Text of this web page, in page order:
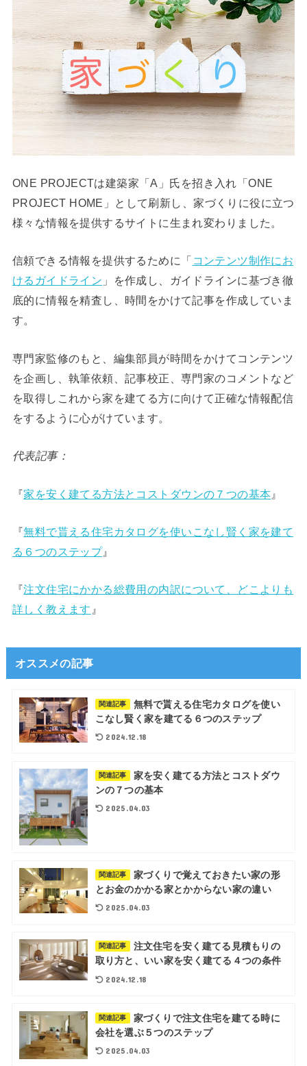
ONE PROJECTは建築家「A」氏を招き入れ「ONE
PROJECT HOME」として刷新し、家づくりに役に立つ
様々な情報を提供するサイトに生まれ変わりました。
信頼できる情報を提供するために「 コンテンツ制作にお
けるガイドライン 」を作成し、ガイドラインに基づき徹
底的に情報を精査し、時間をかけて記事を作成していま
す。
専門家監修のもと、編集部員が時間をかけてコンテンツ
を企画し、執筆依頼、記事校正、専門家のコメントなど
を取得しこれから家を建てる方に向けて正確な情報配信
をするように心がけています。
代表記事：
『家を安く建てる方法とコストダウンの７つの基本 』
『無料で貰える住宅カタログを使いこなし賢く家を建て
る６つのステップ』
『注文住宅にかかる総費用の内訳について、どこよりも
詳しく教えます 』
オススメの記事
関連記事
無料で貰える住宅カタログを使い
こなし賢く家を建てる６つのステップ
2024.12.18
関連記事
家を安く建てる方法とコストダウ
ンの７つの基本
2025.04.03
関連記事
家づくりで覚えておきたい家の形
とお金のかかる家とかからない家の違い
2025.04.03
関連記事
注文住宅を安く建てる見積もりの
取り方と、いい家を安く建てる４つの条件
2024.12.18
関連記事
家づくりで注文住宅を建てる時に
会社を選ぶ５つのステップ
2025.04.03